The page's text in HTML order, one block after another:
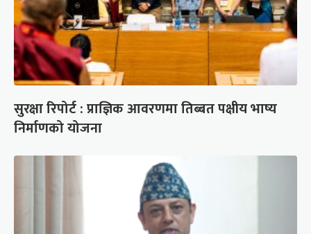
सुरक्षा रिपोर्ट : प्राज्ञिक आवरणमा तिब्बत पक्षीय भाष्य
निर्माणको योजना